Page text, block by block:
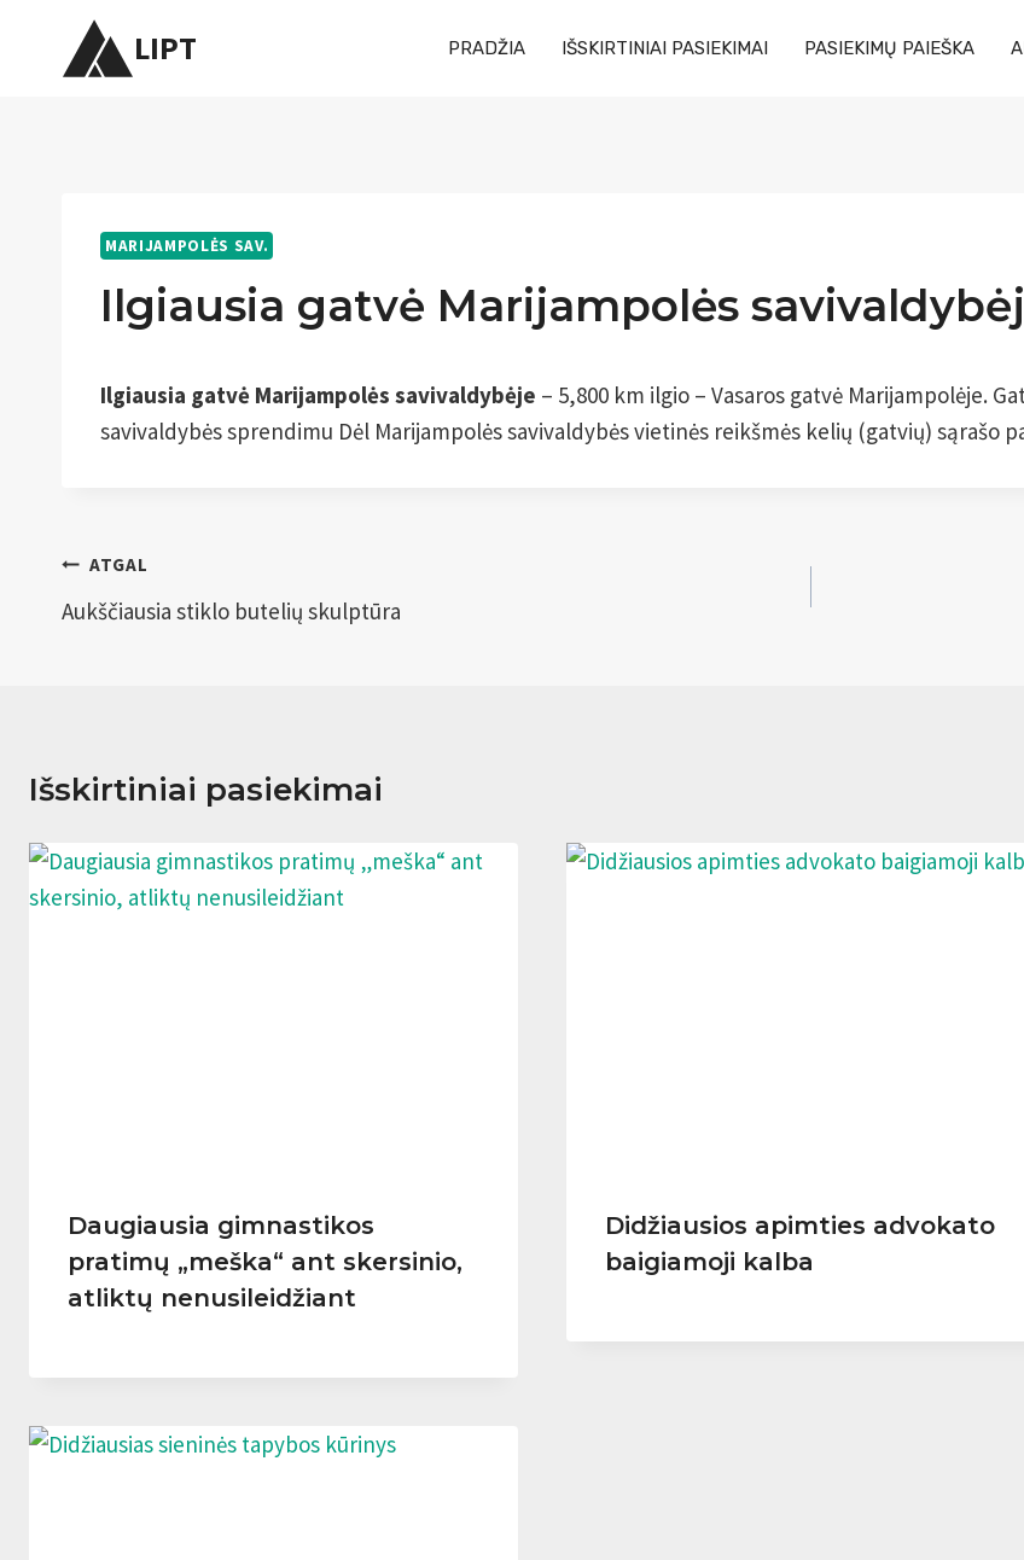
LIPT PRADŽIA IŠSKIRTINIAI PASIEKIMAI PASIEKIMŲ PAIEŠKA
MARIJAMPOLĖS SAV.
Ilgiausia gatvė Marijampolės
Ilgiausia gatvė Marijampolės savivaldybėje – 5,800 km ilgio – Vasaros gatvė Marijampolėje.
savivaldybės sprendimu Dėl Marijampolės savivaldybės vietinės reikšmės kelių (gatvių) sąrašo
Navigacija
tarp
ATGAL
Aukščiausia stiklo butelių skulptūra
Išskirtiniai pasiekimai
Daugiausia gimnastikos
pratimų „meška“ ant skersinio,
atliktų nenusileidžiant
Didžiausios apimties advokato
baigiamoji kalba